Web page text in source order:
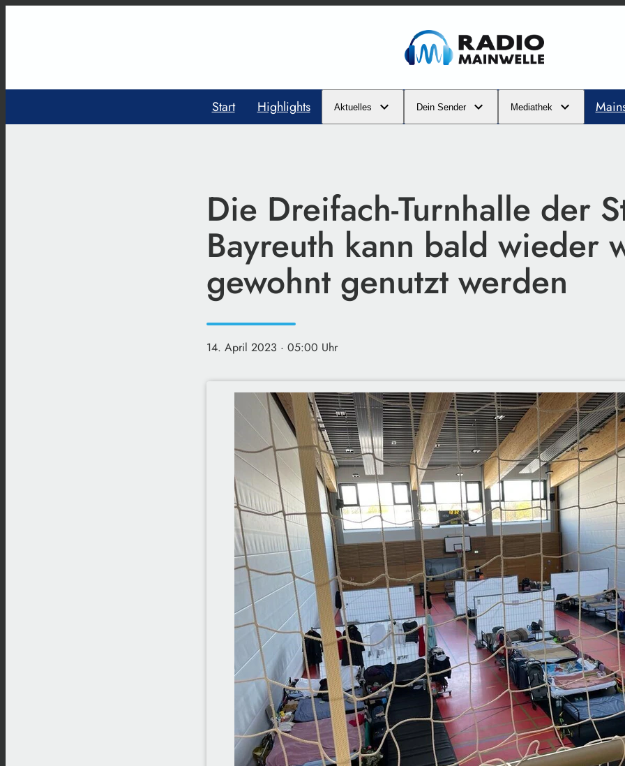
Start Highlights Aktuelles Dein Sender Mediathek
Die Dreifach-Turnhalle der
Bayreuth kann bald wieder
gewohnt genutzt werden
14. April 2023 · 05:00 Uhr